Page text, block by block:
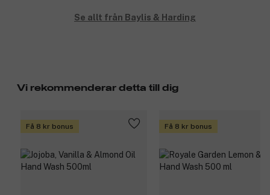
Se allt från Baylis & Harding
Vi rekommenderar detta till dig
Få 8 kr bonus Få 8 kr bonus